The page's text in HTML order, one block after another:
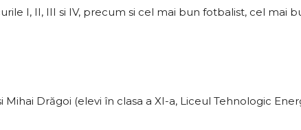
I, II, III si IV, precum si cel mai bun fotbalist, cel
Mihai Drăgoi (elevi în clasa a XI-a, Liceul Tehnologic